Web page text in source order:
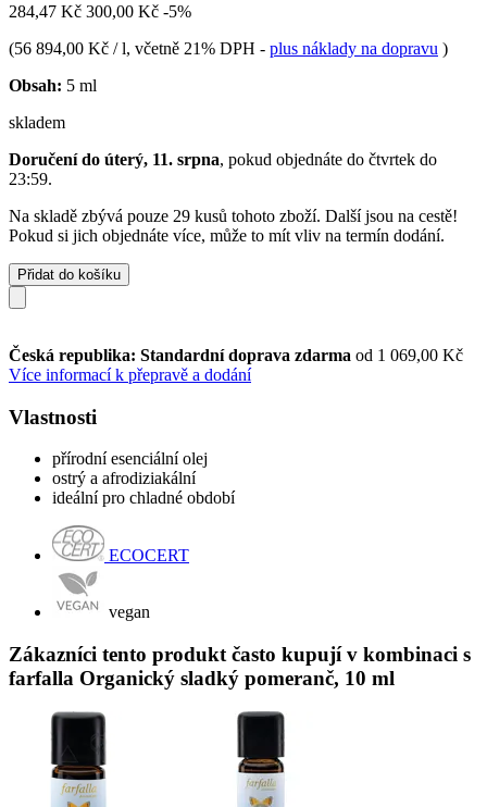
284,47 Kč 300,00 Kč -5%
(56 894,00 Kč / l, včetně 21% DPH - plus náklady na dopravu )
Obsah: 5 ml
skladem
Doručení do úterý, 11. srpna, pokud objednáte do čtvrtek do
23:59.
Na skladě zbývá pouze 29 kusů tohoto zboží. Další jsou na cestě!
Pokud si jich objednáte více, může to mít vliv na termín dodání.
Přidat do košíku
Česká republika: Standardní doprava zdarma od 1 069,00 Kč
Více informací k přepravě a dodání
Vlastnosti
přírodní esenciální olej
ostrý a afrodiziakální
ideální pro chladné období
ECOCERT
vegan
Zákazníci tento produkt často kupují v kombinaci s
farfalla Organický sladký pomeranč, 10 ml